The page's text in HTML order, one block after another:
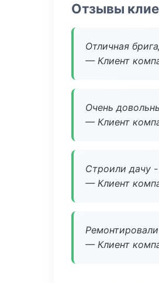
Отзывы
Отличная
— Клиент
Очень
— Клиент
Строили дачу
— Клиент
— Клиент